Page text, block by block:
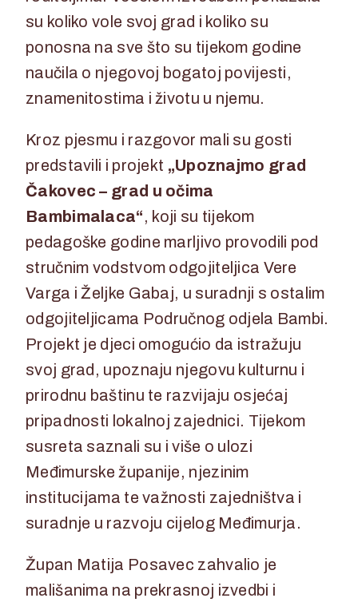
su koliko vole svoj grad i koliko su
ponosna na sve što su tijekom godine
naučila o njegovoj bogatoj povijesti,
znamenitostima i životu u njemu.
Kroz pjesmu i razgovor mali su gosti
predstavili i projekt „Upoznajmo grad
Čakovec – grad u očima
Bambimalaca“, koji su tijekom
pedagoške godine marljivo provodili pod
stručnim vodstvom odgojiteljica Vere
Varga i Željke Gabaj, u suradnji s ostalim
odgojiteljicama Područnog odjela Bambi.
Projekt je djeci omogućio da istražuju
svoj grad, upoznaju njegovu kulturnu i
prirodnu baštinu te razvijaju osjećaj
pripadnosti lokalnoj zajednici. Tijekom
susreta saznali su i više o ulozi
Međimurske županije, njezinim
institucijama te važnosti zajedništva i
suradnje u razvoju cijelog Međimurja.
Župan Matija Posavec zahvalio je
mališanima na prekrasnoj izvedbi i